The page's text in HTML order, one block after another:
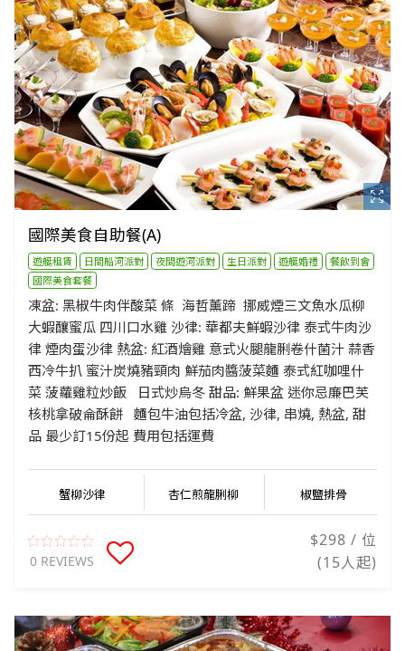
國際美食自助餐(A)
遊艇租賃 日間船河派對 夜間遊河派對 生日派對 遊艇婚禮
餐飲到會
國際美食套餐
凍盆: 黑椒牛肉伴酸菜 條 海哲薰蹄 挪威煙三文魚水瓜柳
大蝦釀蜜瓜 四川口水雞 沙律: 華都夫鮮蝦沙律 泰式牛肉沙
律 煙肉蛋沙律 熱盆: 紅酒燴雞 意式火腿龍脷卷什菌汁 蒜香
西冷牛扒 蜜汁炭燒豬頸肉 鮮茄肉醬菠菜麵 泰式紅咖哩什
菜 菠蘿雞粒炒飯 日式炒烏冬 甜品: 鮮果盆 迷你忌廉巴芙
核桃拿破侖酥餅 麵包牛油包括冷盆, 沙律, 串燒, 熱盆, 甜
品 最少訂15份起 費用包括運費
蟹柳沙律 杏仁煎龍脷柳 椒鹽排骨
0 REVIEWS
$298 / 位
(15人起)